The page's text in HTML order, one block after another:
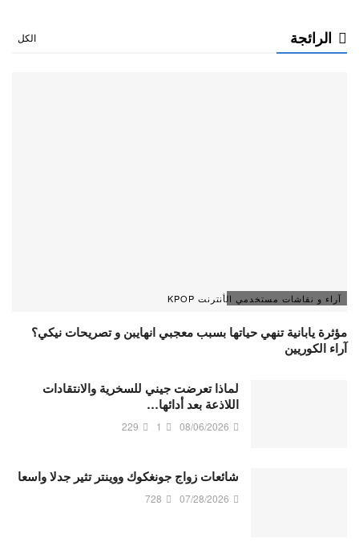
الرائجة الكل
آراء و نقاشات مستخدمي الأنترنت KPOP
مؤثرة يابانية تنهي حياتها بسبب معجبي انهايبن و تصريحات نيكي؟
آراء الكوريين
لماذا تعرضت جيني للسخرية والانتقادات
اللاذعة بعد أدائها…
08/06/2026
1
229
شائعات زواج جونغكوك ووينتر تثير جدلا واسعا
07/28/2026
728